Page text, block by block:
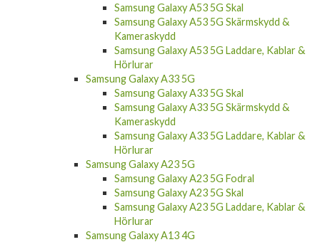
Samsung Galaxy A53 5G Skal
Samsung Galaxy A53 5G Skärmskydd &
Kameraskydd
Samsung Galaxy A53 5G Laddare, Kablar &
Hörlurar
Samsung Galaxy A33 5G
Samsung Galaxy A33 5G Skal
Samsung Galaxy A33 5G Skärmskydd &
Kameraskydd
Samsung Galaxy A33 5G Laddare, Kablar &
Hörlurar
Samsung Galaxy A23 5G
Samsung Galaxy A23 5G Fodral
Samsung Galaxy A23 5G Skal
Samsung Galaxy A23 5G Laddare, Kablar &
Hörlurar
Samsung Galaxy A13 4G